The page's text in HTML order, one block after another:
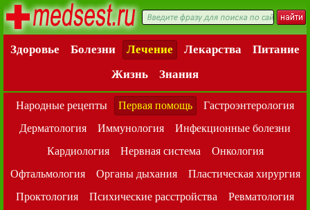
Здоровье Болезни Лечение Лекарства
Питание
Жизнь
Знания
Народные рецепты Первая помощь
Гастроэнтерология
Дерматология
Иммунология
Инфекционные болезни
Кардиология
Нервная система
Онкология
Офтальмология
Органы дыхания
Пластическая хирургия
Проктология
Психические расстройства
Ревматология